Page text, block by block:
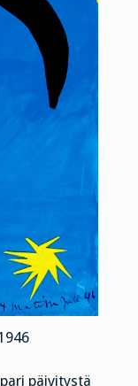
päivitystä